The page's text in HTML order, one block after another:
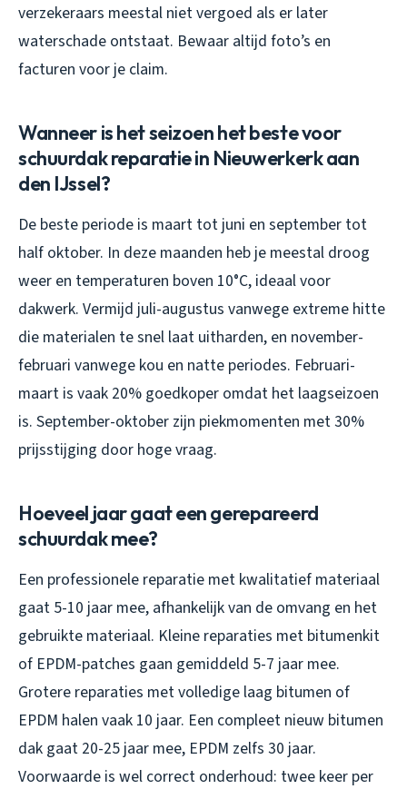
verzekeraars meestal niet vergoed als er later
waterschade ontstaat. Bewaar altijd foto’s en
facturen voor je claim.
Wanneer is het seizoen het beste voor
schuurdak reparatie in Nieuwerkerk aan
den IJssel?
De beste periode is maart tot juni en september tot
half oktober. In deze maanden heb je meestal droog
weer en temperaturen boven 10°C, ideaal voor
dakwerk. Vermijd juli-augustus vanwege extreme hitte
die materialen te snel laat uitharden, en november-
februari vanwege kou en natte periodes. Februari-
maart is vaak 20% goedkoper omdat het laagseizoen
is. September-oktober zijn piekmomenten met 30%
prijsstijging door hoge vraag.
Hoeveel jaar gaat een gerepareerd
schuurdak mee?
Een professionele reparatie met kwalitatief materiaal
gaat 5-10 jaar mee, afhankelijk van de omvang en het
gebruikte materiaal. Kleine reparaties met bitumenkit
of EPDM-patches gaan gemiddeld 5-7 jaar mee.
Grotere reparaties met volledige laag bitumen of
EPDM halen vaak 10 jaar. Een compleet nieuw bitumen
dak gaat 20-25 jaar mee, EPDM zelfs 30 jaar.
Voorwaarde is wel correct onderhoud: twee keer per